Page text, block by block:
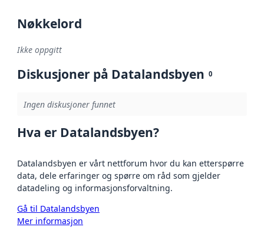
Nøkkelord
Ikke oppgitt
Diskusjoner på Datalandsbyen 0
Ingen diskusjoner funnet
Hva er Datalandsbyen?
Datalandsbyen er vårt nettforum hvor du kan etterspørre
data, dele erfaringer og spørre om råd som gjelder
datadeling og informasjonsforvaltning.
Gå til Datalandsbyen
Mer informasjon